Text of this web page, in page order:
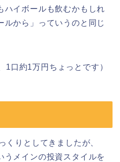
ハイボールも飲むかもしれ
ルから」っていうのと同じ
1口約1万円ちょっとです）
くりとしてきましたが、
うメインの投資スタイルを